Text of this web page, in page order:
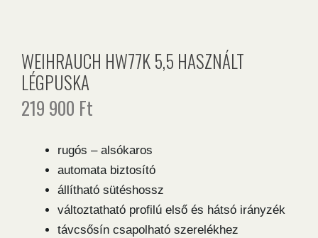
WEIHRAUCH HW77K 5,5 HASZNÁLT
LÉGPUSKA
219 900 Ft
rugós – alsókaros
automata biztosító
állítható sütéshossz
változtatható profilú első és hátsó irányzék
távcsősín csapolható szerelékhez